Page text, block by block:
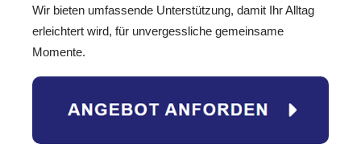
Wir bieten umfassende Unterstützung, damit Ihr Alltag
erleichtert wird, für unvergessliche gemeinsame
Momente.